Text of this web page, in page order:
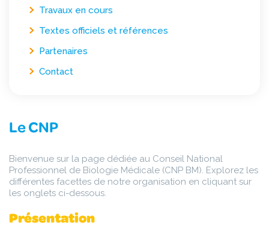
Travaux en cours
Textes officiels et références
Partenaires
Contact
Le CNP
Bienvenue sur la page dédiée au Conseil National
Professionnel de Biologie Médicale (CNP BM). Explorez les
différentes facettes de notre organisation en cliquant sur
les onglets ci-dessous.
Présentation